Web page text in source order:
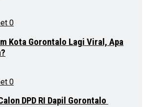
0
Kota Gorontalo Lagi Viral, Apa
0
DPD RI Dapil Gorontalo